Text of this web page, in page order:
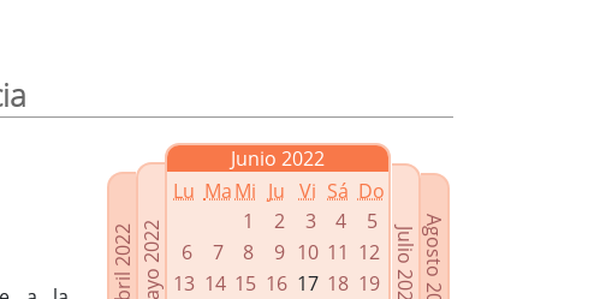
Abril 2022Mayo 2022
Junio 2022
Lu MaMi Ju Vi Sá Do
1
2 3 4
5
6
7 8 9 10 11 12
13 14 15 16 17 18 19
Agosto 2022
Julio 2022